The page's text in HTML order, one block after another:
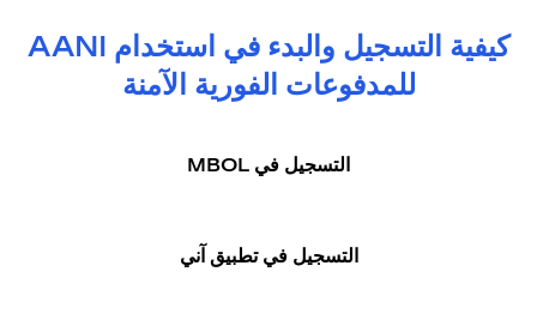
كيفية التسجيل والبدء في استخدام AANI
للمدفوعات الفورية الآمنة
التسجيل في MBOL
التسجيل في تطبيق آني